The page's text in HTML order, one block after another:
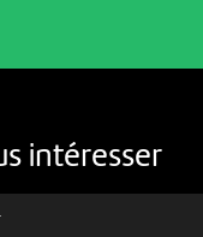
intéresser